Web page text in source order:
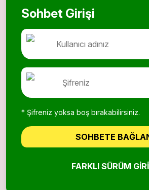
Sohbet Girişi
* Şifreniz yoksa boş bırakabilirsiniz.
SOHBETE
FARKLI SÜRÜM